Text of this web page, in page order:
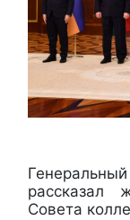
рассказал
Совета